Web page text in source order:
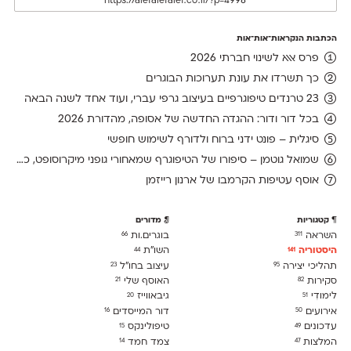
הכתבות הנקראות־אות־אות
פרס אאא לשינוי חברתי 2026
כך תשרדו את עונת תערוכות הבוגרים
23 טרנדים טיפוגרפיים בעיצוב גרפי עברי, ועוד אחד לשנה הבאה
בכל דור ודור: ההגדה החדשה של אסופה, מהדורת 2026
סיגלית – פונט ידני ברוח ולדורף לשימוש חופשי
שמואל גוטמן – סיפורו של הטיפוגרף שמאחורי גופני מיקרוסופט, כפי שנחשף בארכיון של נינתו
אוסף עטיפות הקרמבו של ארנון רייזמן
קטגוריות
השראה 311
היסטוריה 141
תהליכי יצירה 95
סקירות 82
לימודִי 51
אירועים 50
עדכונים 49
המלצות47
מדורים
בוגרים.ות66
השו״ת44
עיצוב בחו"ל23
האוסף שלי21
גיבאווייז20
דור המייסדים16
טיפולינקס15
צמד חמד14